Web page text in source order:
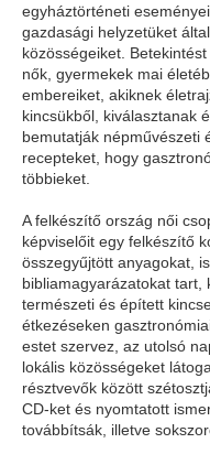
egyháztörténeti
gazdasági helyzetüket
közösségeiket.
nők, gyermekek mai
embereiket, akiknek
kincsükből, kiválasztanak
bemutatják népművészeti
recepteket, hogy
többieket.
A felkészítő ország női
képviselőit egy felkészítő
összegyűjtött anyagokat,
bibliamagyarázatokat tart,
természeti és épített
étkezéseken
estet szervez, az utolsó
lokális közösségeket
résztvevők között
CD-ket és nyomtatott
továbbítsák, illetve